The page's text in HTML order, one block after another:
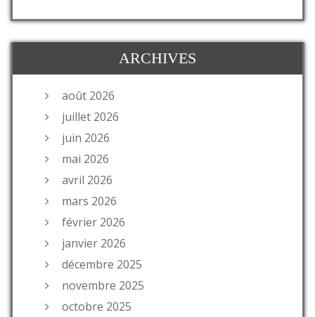
ARCHIVES
août 2026
juillet 2026
juin 2026
mai 2026
avril 2026
mars 2026
février 2026
janvier 2026
décembre 2025
novembre 2025
octobre 2025